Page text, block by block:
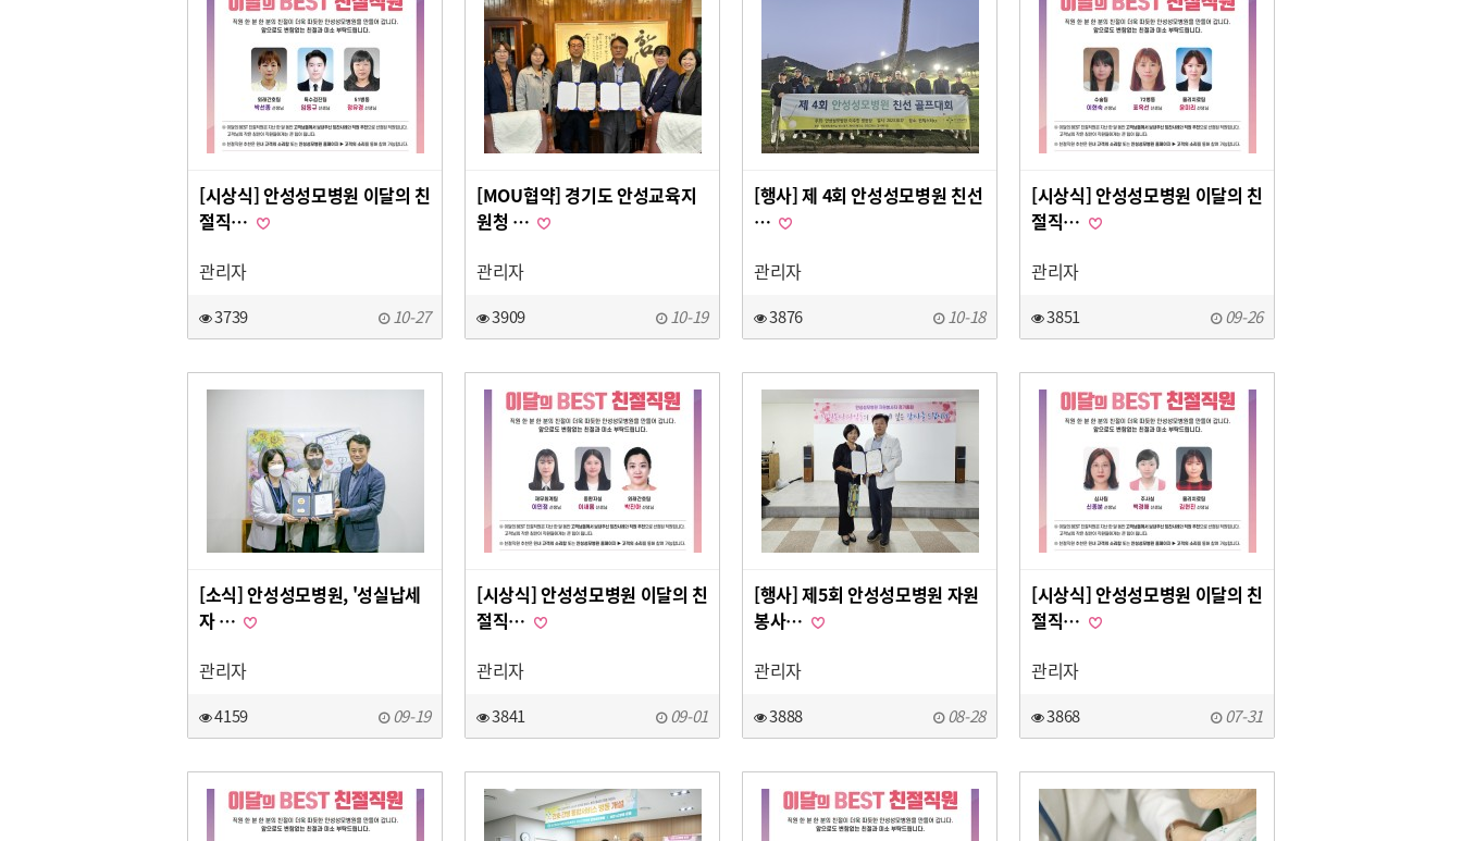
[시상식] 안성성모병원 이달의 친
절직…
관리자
3739 10-27
[MOU협약] 경기도 안성교육지
원청 …
관리자
3909 10-19
[행사] 제 4회 안성성모병원 친선
…
관리자
3876 10-18
[시상식] 안성성모병원 이달의 친
절직…
관리자
3851 09-26
[소식] 안성성모병원, '성실납세
자 …
관리자
4159 09-19
[시상식] 안성성모병원 이달의 친
절직…
관리자
3841 09-01
[행사] 제5회 안성성모병원 자원
봉사…
관리자
3888 08-28
[시상식] 안성성모병원 이달의 친
절직…
관리자
3868 07-31